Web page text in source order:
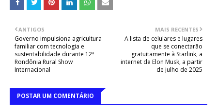
MAIS RECENTES
A lista de celulares e lugares
que se conectarão
gratuitamente à Starlink, a
internet de Elon Musk, a partir
de julho de 2025
ANTIGOS
Governo impulsiona agricultura
familiar com tecnologia e
sustentabilidade durante 12ª
Rondônia Rural Show
Internacional
POSTAR UM COMENTÁRIO